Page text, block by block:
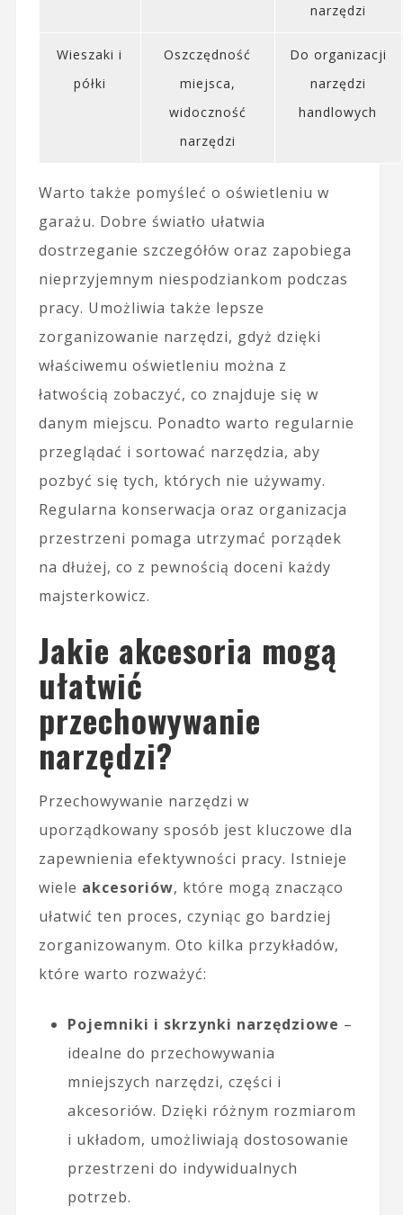
narzędzi
Wieszaki i
półki
Oszczędność
miejsca,
widoczność
narzędzi
Do organizacji
narzędzi
handlowych
Warto także pomyśleć o oświetleniu w
garażu. Dobre światło ułatwia
dostrzeganie szczegółów oraz zapobiega
nieprzyjemnym niespodziankom podczas
pracy. Umożliwia także lepsze
zorganizowanie narzędzi, gdyż dzięki
właściwemu oświetleniu można z
łatwością zobaczyć, co znajduje się w
danym miejscu. Ponadto warto regularnie
przeglądać i sortować narzędzia, aby
pozbyć się tych, których nie używamy.
Regularna konserwacja oraz organizacja
przestrzeni pomaga utrzymać porządek
na dłużej, co z pewnością doceni każdy
majsterkowicz.
Jakie akcesoria mogą
ułatwić
przechowywanie
narzędzi?
Przechowywanie narzędzi w
uporządkowany sposób jest kluczowe dla
zapewnienia efektywności pracy. Istnieje
wiele akcesoriów, które mogą znacząco
ułatwić ten proces, czyniąc go bardziej
zorganizowanym. Oto kilka przykładów,
które warto rozważyć:
Pojemniki i skrzynki narzędziowe –
idealne do przechowywania
mniejszych narzędzi, części i
akcesoriów. Dzięki różnym rozmiarom
i układom, umożliwiają dostosowanie
przestrzeni do indywidualnych
potrzeb.